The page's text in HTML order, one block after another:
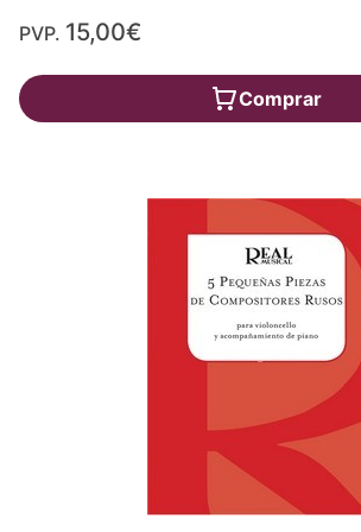
PVP. 15,00€
Comprar